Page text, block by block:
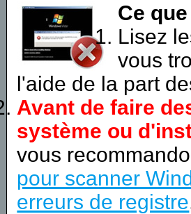
Ce
Lisez
vous
l'aide de la part
Avant de faire
système ou
vous
pour scanner
erreurs de registre